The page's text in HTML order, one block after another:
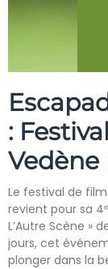
:
Vedène
Le festival de
revient pour sa
L’Autre Scène »
jours, cet
plonger dans la